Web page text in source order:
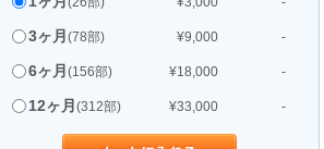
3ヶ月 (78部) ¥9,000 -
6ヶ月 (156部) ¥18,000 -
12ヶ月 (312部) ¥33,000 -